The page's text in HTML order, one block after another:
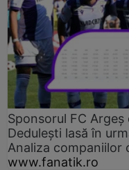
Sponsorul FC
Dedulești lasă în
Analiza companiilor
www.fanatik.ro